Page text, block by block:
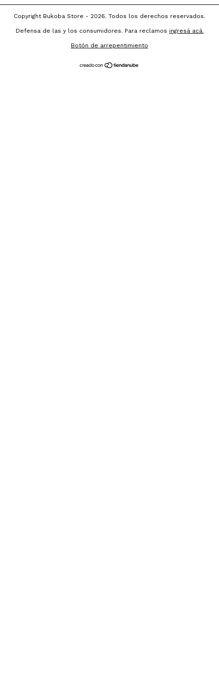
Copyright Bukoba Store - 2026. Todos los derechos reservados.
Defensa de las y los consumidores. Para reclamos ingresá acá.
Botón de arrepentimiento